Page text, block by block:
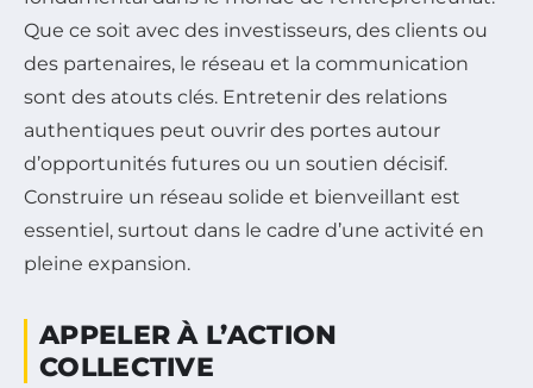
Que ce soit avec des investisseurs, des clients ou
des partenaires, le réseau et la communication
sont des atouts clés. Entretenir des relations
authentiques peut ouvrir des portes autour
d’opportunités futures ou un soutien décisif.
Construire un réseau solide et bienveillant est
essentiel, surtout dans le cadre d’une activité en
pleine expansion.
APPELER À L’ACTION
COLLECTIVE